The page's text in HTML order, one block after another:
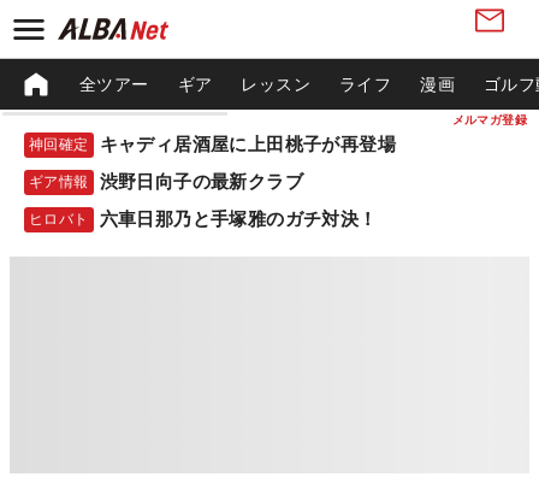
メルマガ登録
全ツアー ギア レッスン ライフ 漫画 ゴル
神回確定 キャディ居酒屋に上田桃子が再登場
ギア情報 渋野日向子の最新クラブ
ヒロバト 六車日那乃と手塚雅のガチ対決！